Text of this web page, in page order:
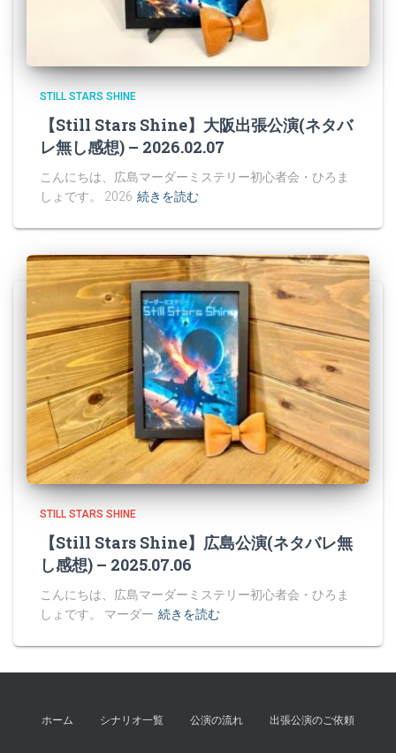
STILL STARS SHINE
【Still Stars Shine】大阪出張公演(ネタバ
レ無し感想) – 2026.02.07
こんにちは、広島マーダーミステリー初心者会・ひろま
しょです。 2026 続きを読む
STILL STARS SHINE
【Still Stars Shine】広島公演(ネタバレ無
し感想) – 2025.07.06
こんにちは、広島マーダーミステリー初心者会・ひろま
しょです。 マーダー 続きを読む
ホーム シナリオ一覧 公演の流れ 出張公演のご依頼